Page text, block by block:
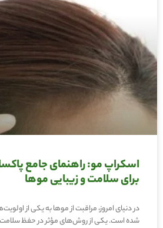
اسکراپ مو: راهنمای جامع
برای سلامت و زیبایی موها
در دنیای امروز، مراقبت از موها به یکی از
شده است. یکی از روش‌های مؤثر در حفظ